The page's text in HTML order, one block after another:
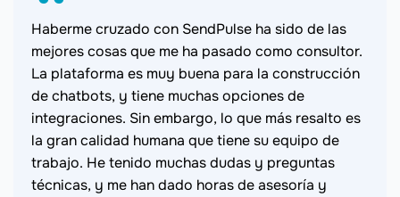
Haberme cruzado con SendPulse ha sido de las
mejores cosas que me ha pasado como consultor.
La plataforma es muy buena para la construcción
de chatbots, y tiene muchas opciones de
integraciones. Sin embargo, lo que más resalto es
la gran calidad humana que tiene su equipo de
trabajo. He tenido muchas dudas y preguntas
técnicas, y me han dado horas de asesoría y